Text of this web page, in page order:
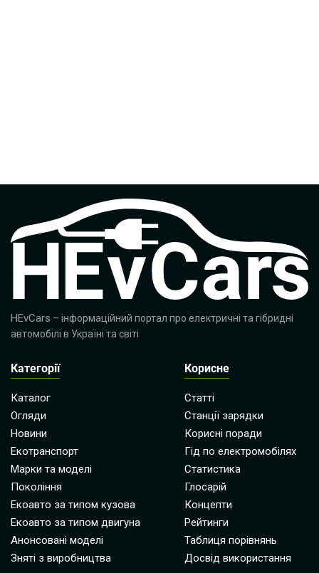
HEvCars – інформаційний портал про електричні та гібридні
автомобілі в Україні та світі
Категорії
Каталог
Огляди
Новини
Екотранспорт
Марки та моделі
Покоління
Екоавто за типом кузова
Екоавто за типом двигуна
Анонсовані моделі
Зняті з виробництва
Корисне
Статті
Станції зарядки
Корисні поради
Гід по електромобілях
Статистика
Глосарій
Концепти
Рейтинги
Таблиця порівнянь
Досвід використання